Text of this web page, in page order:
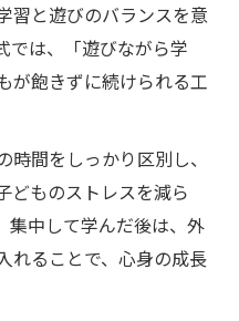
習と遊びのバランスを意
では、「遊びながら学
が飽きずに続けられる工
間をしっかり区別し、
どものストレスを減ら
集中して学んだ後は、外
れることで、心身の成長